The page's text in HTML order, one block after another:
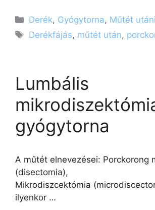
Kategória
Derék, Gyógytorna, Műtét
Címkék
Derékfájás, műtét után,
Lumbális
gyógytorna
A műtét elnevezései: Porckorong
(disectomia),
Mikrodiszcektómia
ilyenkor …